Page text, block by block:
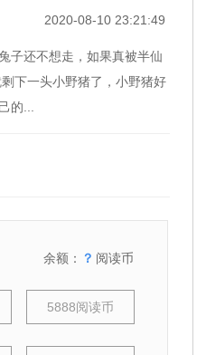
2020-08-10 23:21:49
子还不想走，如果真被半仙
下一头小野猪了，小野猪好
的...
余额： ？ 阅读币
5888阅读币